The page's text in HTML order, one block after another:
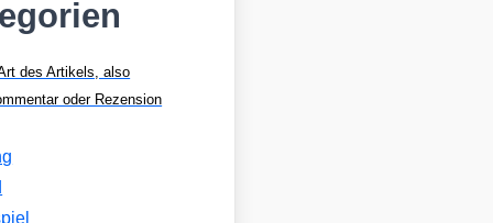
des Artikels, also
oder Rezension